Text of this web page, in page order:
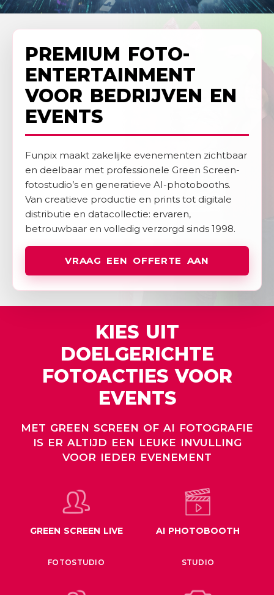
PREMIUM FOTO-
ENTERTAINMENT
VOOR BEDRIJVEN EN
EVENTS
Funpix maakt zakelijke evenementen zichtbaar
en deelbaar met professionele Green Screen-
fotostudio’s en generatieve AI-photobooths.
Van creatieve productie en prints tot digitale
distributie en datacollectie: ervaren,
betrouwbaar en volledig verzorgd sinds 1998.
VRAAG EEN OFFERTE AAN
KIES UIT
DOELGERICHTE
FOTOACTIES VOOR
EVENTS
MET GREEN SCREEN OF AI FOTOGRAFIE
IS ER ALTIJD EEN LEUKE INVULLING
VOOR IEDER EVENEMENT
GREEN SCREEN LIVE
FOTOSTUDIO
AI PHOTOBOOTH
STUDIO